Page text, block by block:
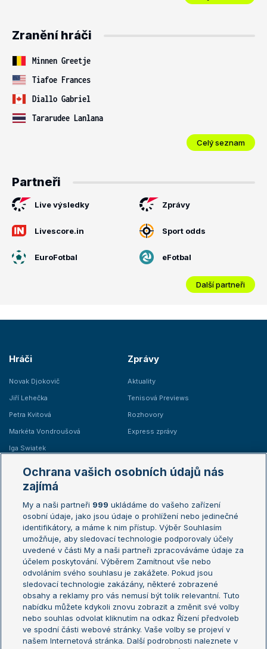
Zranění hráči
Minnen Greetje
Tiafoe Frances
Diallo Gabriel
Tararudee Lanlana
Celý seznam
Partneři
Live výsledky Zprávy
Livescore.in Sport odds
EuroFotbal eFotbal
Další partneři
Hráči
Novak Djokovič
Jiří Lehečka
Petra Kvitová
Markéta Vondroušová
Iga Swiatek
Zprávy
Aktuality
Tenisová Previews
Rozhovory
Express zprávy
Žebříčky
Žebříček ATP (muži)
Žebříček WTA (ženy)
Sázkařský žebříček
Australian Open
French Open
Wimbledon
US Open
Turnaj mistrů
Turnaj mistryň
Aktualní trendy
Fotbalové přestupy
Livesport Daily
Ochrana vašich osobních údajů nás
zajímá
My a naši partneři 999 ukládáme do vašeho zařízení
osobní údaje, jako jsou údaje o prohlížení nebo jedinečné
identifikátory, a máme k nim přístup. Výběr Souhlasím
umožňuje, aby sledovací technologie podporovaly účely
uvedené v části My a naši partneři zpracováváme údaje za
účelem poskytování. Výběrem Zamítnout vše nebo
odvoláním svého souhlasu je zakážete. Pokud jsou
sledovací technologie zakázány, některé zobrazené
obsahy a reklamy pro vás nemusí být tolik relevantní. Tuto
nabídku můžete kdykoli znovu zobrazit a změnit své volby
nebo souhlas odvolat kliknutím na odkaz Řízení předvoleb
ve spodní části webové stránky. Vaše volby se projeví v
našem Internetová stránka. Další podrobnosti naleznete v